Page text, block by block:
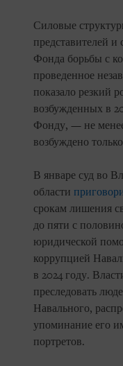
Силовые
представителей и
Фонда борьбы с
проведенное
показало резкий
возбужденных в
Фонду, — не
возбуждено
В январе суд во
области
срокам лишения
до пяти с
юридической
коррупцией
в 2024 году.
преследовать
Навального,
упоминание его
портретов.